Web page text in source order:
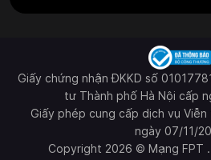
Giấy chứng nhận ĐKKD số
tư Thành phố Hà Nội cấp
Giấy phép cung cấp dịch vụ
ngày 07/11/
Copyright 2026 © Mạng FPT